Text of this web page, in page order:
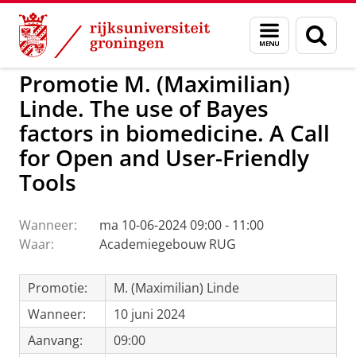
Skip
Content
Skip
Navigation
Menu
en
zoeken
GMW Activiteiten
Promotie M. (Maximilian)
Linde. The use of Bayes
factors in biomedicine. A Call
for Open and User-Friendly
Tools
Wanneer:
ma 10-06-2024 09:00 - 11:00
Waar:
Academiegebouw RUG
Promotie:
M. (Maximilian) Linde
Wanneer:
10 juni 2024
Aanvang:
09:00